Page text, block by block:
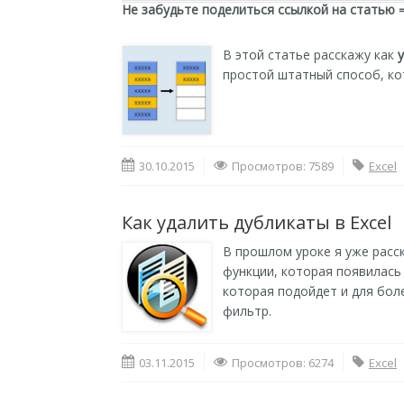
Не забудьте поделиться ссылкой на статью
В этой статье расскажу как
простой штатный способ,
30.10.2015 Просмотров: 7589 Excel
Как удалить дубликаты в Excel
В прошлом уроке я уже
функции, которая
которая подойдет и для
фильтр.
03.11.2015 Просмотров: 6274 Excel